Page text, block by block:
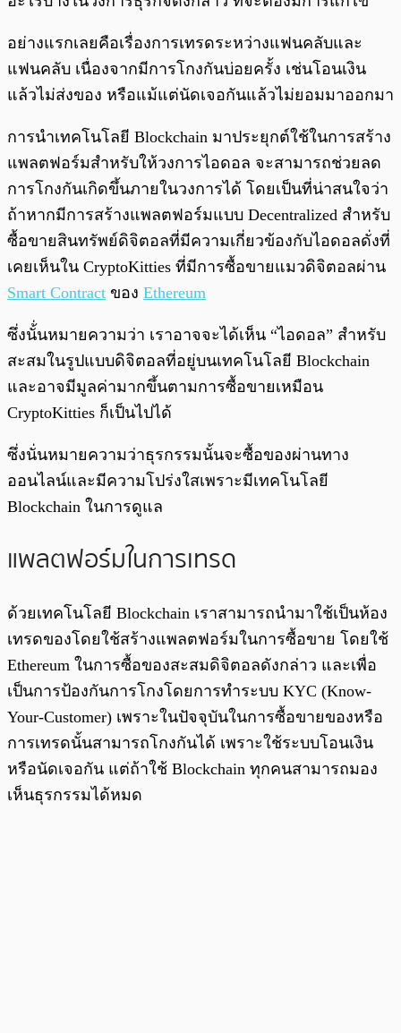
อย่างแรกเลยคือเรื่องการเทรดระหว่างแฟนคลับและ
แฟนคลับ เนื่องจากมีการโกงกันบ่อยครั้ง เช่นโอนเงิน
แล้วไม่ส่งของ หรือแม้แต่นัดเจอกันแล้วไม่ยอมมาออกมา
การนำเทคโนโลยี Blockchain มาประยุกต์ใช้ในการสร้าง
แพลตฟอร์มสำหรับให้วงการไอดอล จะสามารถช่วยลด
การโกงกันเกิดขึ้นภายในวงการได้ โดยเป็นที่น่าสนใจว่า
ถ้าหากมีการสร้างแพลตฟอร์มแบบ Decentralized สำหรับ
ซื้อขายสินทรัพย์ดิจิตอลที่มีความเกี่ยวข้องกับไอดอลดั่งที่
เคยเห็นใน CryptoKitties ที่มีการซื้อขายแมวดิจิตอลผ่าน
Smart Contract ของ Ethereum
ซึ่งนั้่นหมายความว่า เราอาจจะได้เห็น “ไอดอล” สำหรับ
สะสมในรูปแบบดิจิตอลที่อยู่บนเทคโนโลยี Blockchain
และอาจมีมูลค่ามากขึ้นตามการซื้อขายเหมือน
CryptoKitties ก็เป็นไปได้
ซึ่งนั่นหมายความว่าธุรกรรมนั้นจะซื้อของผ่านทาง
ออนไลน์และมีความโปร่งใสเพราะมีเทคโนโลยี
Blockchain ในการดูแล
แพลตฟอร์มในการเทรด
ด้วยเทคโนโลยี Blockchain เราสามารถนำมาใช้เป็นห้อง
เทรดของโดยใช้สร้างแพลตฟอร์มในการซื้อขาย โดยใช้
Ethereum ในการซื้อของสะสมดิจิตอลดังกล่าว และเพื่อ
เป็นการป้องกันการโกงโดยการทำระบบ KYC (Know-
Your-Customer) เพราะในปัจจุบันในการซื้อขายของหรือ
การเทรดนั้นสามารถโกงกันได้ เพราะใช้ระบบโอนเงิน
หรือนัดเจอกัน แต่ถ้าใช้ Blockchain ทุกคนสามารถมอง
เห็นธุรกรรมได้หมด